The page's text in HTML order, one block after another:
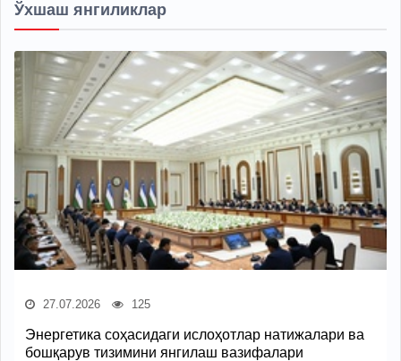
Ўхшаш янгиликлар
27.07.2026 125
Энергетика соҳасидаги ислоҳотлар натижалари ва
бошқарув тизимини янгилаш вазифалари